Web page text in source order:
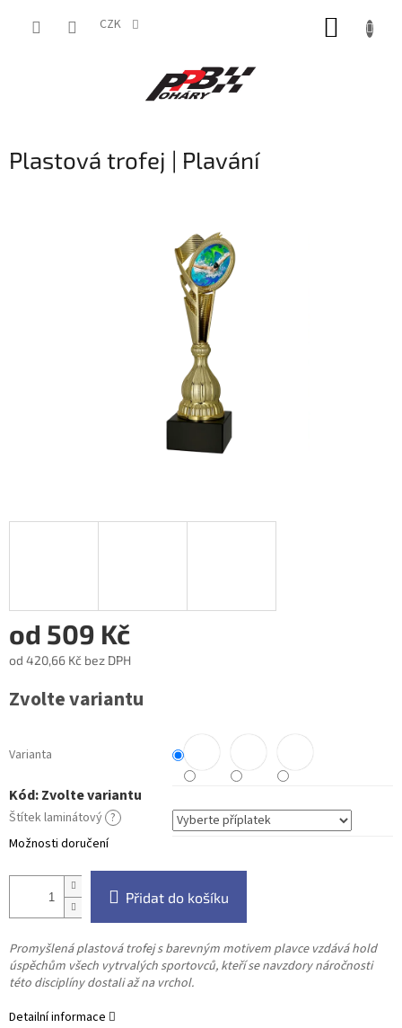
CZK
Plastová trofej | Plavání
od 509 Kč
od 420,66 Kč bez DPH
cena:
Zvolte variantu
Varianta
Kód:Zvolte variantu
Štítek laminátový ?
Možnosti doručení
Přidat do košíku
Promyšlená plastová trofej s barevným motivem plavce vzdává hold
úspěchům všech vytrvalých sportovců, kteří se navzdory náročnosti
této disciplíny dostali až na vrchol.
Detailní informace